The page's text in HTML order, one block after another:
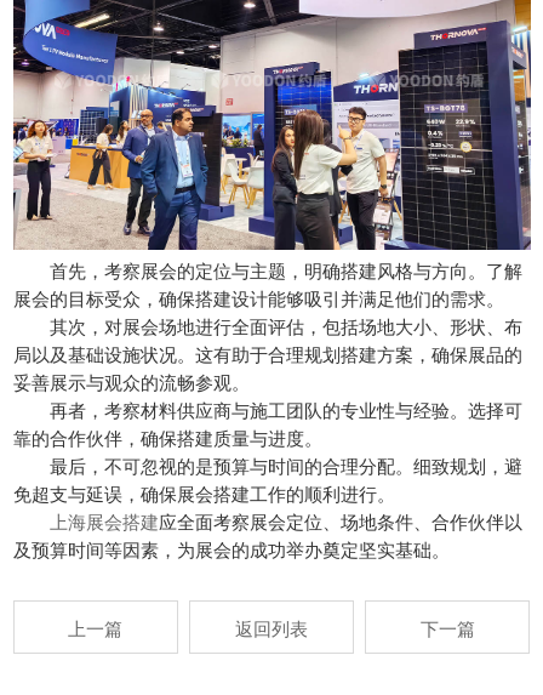
首先，考察展会的定位与主题，明确搭建风格与方向。了解
展会的目标受众，确保搭建设计能够吸引并满足他们的需求。
其次，对展会场地进行全面评估，包括场地大小、形状、布
局以及基础设施状况。这有助于合理规划搭建方案，确保展品的
妥善展示与观众的流畅参观。
再者，考察材料供应商与施工团队的专业性与经验。选择可
靠的合作伙伴，确保搭建质量与进度。
最后，不可忽视的是预算与时间的合理分配。细致规划，避
免超支与延误，确保展会搭建工作的顺利进行。
上海展会搭建应全面考察展会定位、场地条件、合作伙伴以
及预算时间等因素，为展会的成功举办奠定坚实基础。
上一篇 返回列表 下一篇